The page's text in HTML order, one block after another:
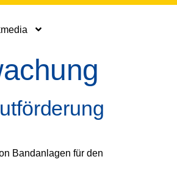
Bandanlagen für den